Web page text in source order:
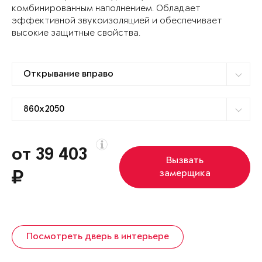
комбинированным наполнением. Обладает
эффективной звукоизоляцией и обеспечивает
высокие защитные свойства.
от 39 403
Вызвать
замерщика
Посмотреть дверь в интерьере